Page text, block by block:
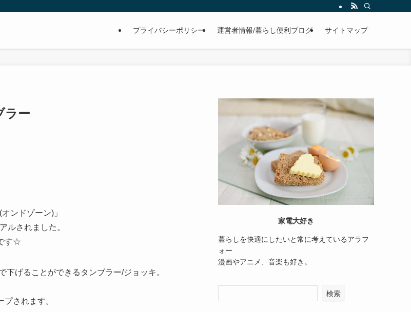
プライバシーポリシー 運営者情報/暮らし便利ブログ サイトマップ
ラー
ンドゾーン)」
ルされました。
す☆
げることができるタンブラー/ジョッキ。
されます。
家電大好き
暮らしを快適にしたいと常に考えているアラフ
ォー
漫画やアニメ、音楽も好き。
検索